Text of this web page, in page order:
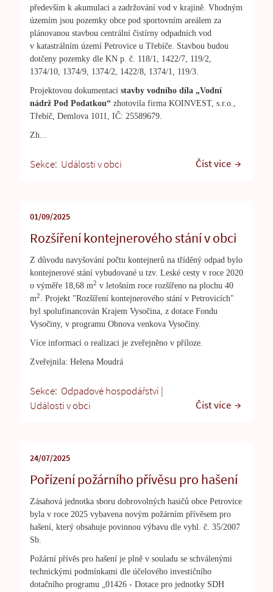
především k akumulaci a zadržování vod v krajině. Vhodným
územím jsou pozemky obce pod sportovním areálem za
plánovanou stavbou centrální čistírny odpadních vod
v katastrálním území Petrovice u Třebíče. Stavbou budou
dotčeny pozemky dle KN p. č. 118/1, 1422/7, 119/2,
1374/10, 1374/9, 1374/2, 1422/8, 1374/1, 119/3.
Projektovou dokumentaci stavby vodního díla „Vodní
nádrž Pod Podatkou“ zhotovila firma KOINVEST, s.r.o.,
Třebíč, Demlova 1011, IČ: 25589679.
Zh...
Sekce: Události v obci Číst více
01/09/2025
Rozšíření kontejnerového stání v obci
Z důvodu navyšování počtu kontejnerů na tříděný odpad bylo
kontejnerové stání vybudované u tzv. Leské cesty v roce 2020
o výměře 18,68 m2 v letošním roce rozšířeno na plochu 40
m2
. Projekt "Rozšíření kontejnerového stání v Petrovicích"
byl spolufinancován Krajem Vysočina, z dotace Fondu
Vysočiny, v programu Obnova venkova Vysočiny.
Více informací o realizaci je zveřejněno v příloze.
Zveřejnila: Helena Moudrá
Sekce: Odpadové hospodářství|
Události v obci
Číst více
24/07/2025
Pořízení požárního přívěsu pro hašení
Zásahová jednotka sboru dobrovolných hasičů obce Petrovice
byla v roce 2025 vybavena novým požárním přívěsem pro
hašení, který obsahuje povinnou výbavu dle vyhl. č. 35/2007
Sb.
Požární přívěs pro hašení je plně v souladu se schválenými
technickými podmínkami dle účelového investičního
dotačního programu „01426 - Dotace pro jednotky SDH